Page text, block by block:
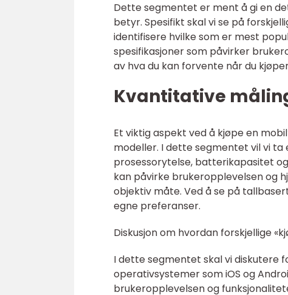
Dette segmentet er ment å gi en
betyr. Spesifikt skal vi se på
identifisere hvilke som er mest
spesifikasjoner som påvirker
av hva du kan forvente når du
Kvantitative
Et viktig aspekt ved å kjøpe en
modeller. I dette segmentet vil vi
prosessorytelse, batterikapasitet
kan påvirke brukeropplevelsen og
objektiv måte. Ved å se på
egne preferanser.
Diskusjon om hvordan forskjellige
I dette segmentet skal vi diskutere
operativsystemer som iOS og
brukeropplevelsen og